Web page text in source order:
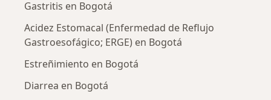
Gastritis en Bogotá
Acidez Estomacal (Enfermedad de Reflujo
Gastroesofágico; ERGE) en Bogotá
Estreñimiento en Bogotá
Diarrea en Bogotá